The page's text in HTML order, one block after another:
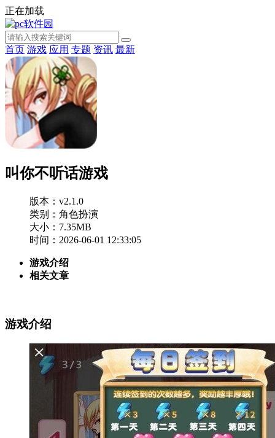
正在加载
首页 游戏 应用 专题 资讯 最新
叫你不听话游戏
版本：v2.1.0
类别：角色扮演
大小：7.35MB
时间：2026-06-01 12:33:05
游戏介绍
相关文章
游戏介绍